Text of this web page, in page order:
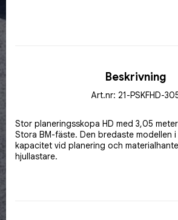
Beskrivning
Art.nr: 21-PSKFHD-
Stor planeringsskopa HD med 3,05
Stora BM-fäste. Den bredaste modellen
kapacitet vid planering och
hjullastare.